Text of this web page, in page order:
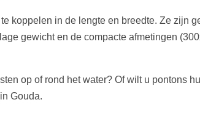
koppelen in de lengte en breedte. Ze zijn
gewicht en de compacte afmetingen
op of rond het water? Of wilt u pontons
Gouda.